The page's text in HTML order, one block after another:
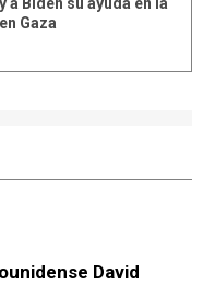
David
Gaza